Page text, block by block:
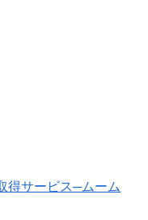
得サービス─ムーム